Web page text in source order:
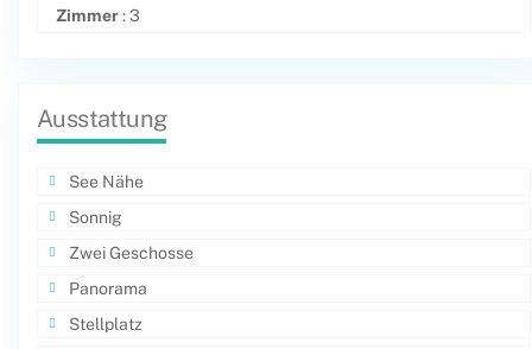
Zimmer: 3
Ausstattung
See Nähe
Sonnig
Zwei Geschosse
Panorama
Stellplatz